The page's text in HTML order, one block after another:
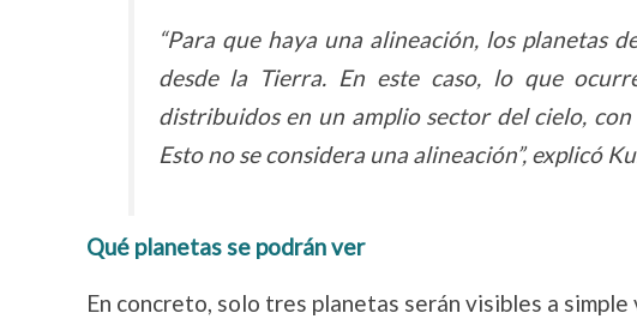
“Para que haya una alineación, los planetas
desde la Tierra. En este caso, lo que
distribuidos en un amplio sector del cielo,
Esto no se considera una alineación”, explicó
Qué planetas se podrán ver
En concreto, solo tres planetas serán visibles a simple